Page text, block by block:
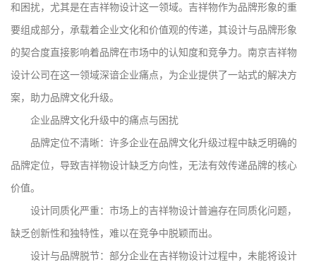
和困扰，尤其是在吉祥物设计这一领域。吉祥物作为品牌形象的重
要组成部分，承载着企业文化和价值观的传递，其设计与品牌形象
的契合度直接影响着品牌在市场中的认知度和竞争力。南京吉祥物
设计公司在这一领域深谙企业痛点，为企业提供了一站式的解决方
案，助力品牌文化升级。
企业品牌文化升级中的痛点与困扰
品牌定位不清晰：许多企业在品牌文化升级过程中缺乏明确的
品牌定位，导致吉祥物设计缺乏方向性，无法有效传递品牌的核心
价值。
设计同质化严重：市场上的吉祥物设计普遍存在同质化问题，
缺乏创新性和独特性，难以在竞争中脱颖而出。
设计与品牌脱节：部分企业在吉祥物设计过程中，未能将设计